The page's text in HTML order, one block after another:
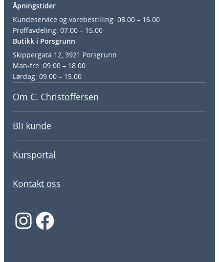
Åpningstider
Kundeservice og varebestilling: 08.00 – 16.00
Proffavdeling: 07.00 – 15.00
Butikk i Porsgrunn
Skippergata 12, 3921 Porsgrunn
Man-fre: 09.00 – 18.00
Lørdag: 09.00 – 15.00
Om C. Christoffersen
Bli kunde
Kursportal
Kontakt oss
InstagramFacebook